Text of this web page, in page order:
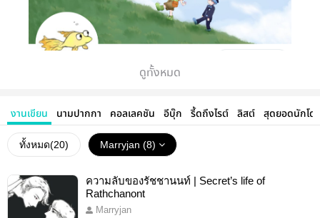
ดูทั้งหมด
งานเขียน นามปากกา คอลเลคชัน อีบุ๊ก รี้ดถึงไรต์ ลิสต์ สุดยอดนักโด
ทั้งหมด(20) Marryjan (8)
ความลับของรัชชานนท์ | Secret’s life of
Rathchanont
Marryjan